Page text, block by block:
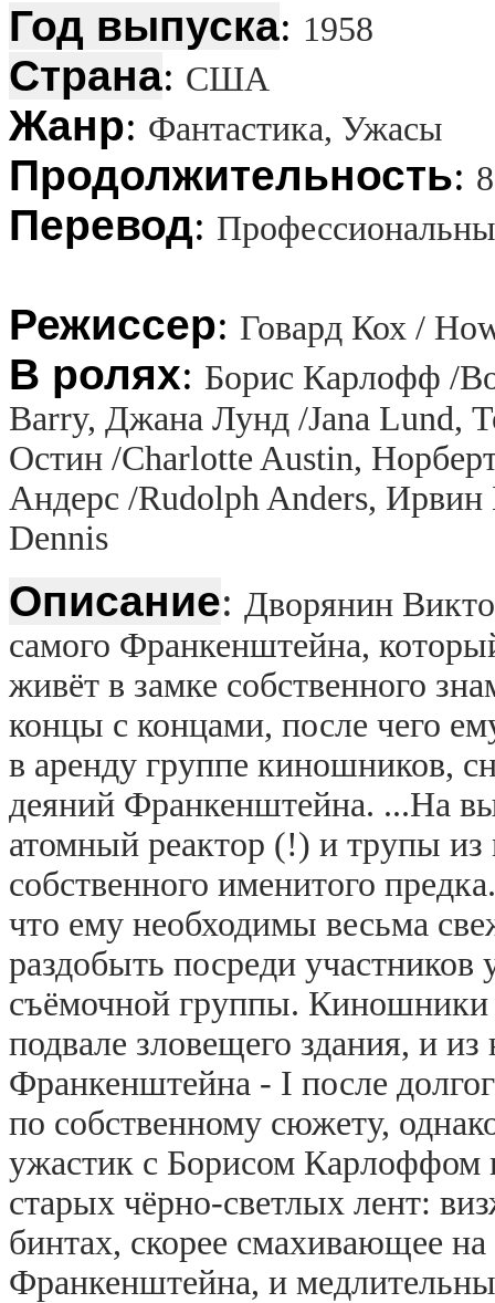
Год выпуска: 1958
Страна: США
Жанр: Фантастика, Ужасы
Продолжительность:
Перевод:
Режиссер: Говард Кох /
В ролях: Борис Карлофф /
Barry, Джана Лунд /Jana Lund,
Остин /Charlotte Austin,
Андерс /Rudolph Anders,
Dennis
Описание: Дворянин
самого Франкенштейна,
живёт в замке собственного
концы с концами, после чего
в аренду группе киношников,
деяний Франкенштейна. ...На
атомный реактор (!) и трупы
собственного именитого
что ему необходимы весьма
раздобыть посреди
съёмочной группы. Киношники
подвале зловещего здания, и
Франкенштейна - I после
по собственному сюжету,
ужастик с Борисом Карлоффом
старых чёрно-светлых лент:
бинтах, скорее смахивающее
Франкенштейна, и